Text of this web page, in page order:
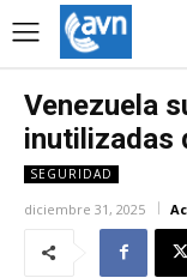
Venezuela
inutilizadas
SEGURIDAD
diciembre 31, 2025